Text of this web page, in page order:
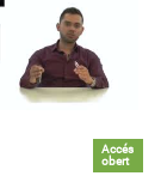
Accés
obert